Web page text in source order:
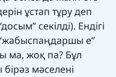
ұстап тұру деп
секілді). Ендігі
е”
ма, жоқ па? Бұл
мәселені